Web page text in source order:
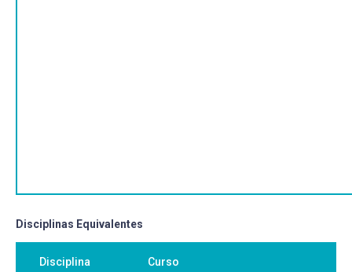
Disciplinas Equivalentes
Disciplina Curso